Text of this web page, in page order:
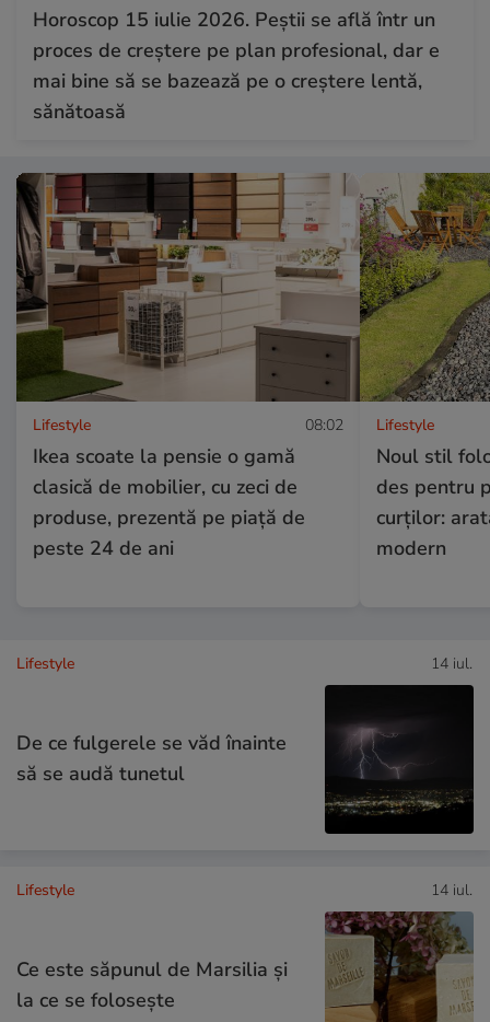
Horoscop 15 iulie 2026. Peștii se află într un
proces de creștere pe plan profesional, dar e
mai bine să se bazează pe o creștere lentă,
sănătoasă
Lifestyle 08:02
Ikea scoate la pensie o gamă
clasică de mobilier, cu zeci de
produse, prezentă pe piață de
peste 24 de ani
Lifestyle
Noul stil
des pentru
curților:
modern
Lifestyle 14 iul.
De ce fulgerele se văd înainte
să se audă tunetul
Lifestyle 14 iul.
Ce este săpunul de Marsilia și
la ce se folosește